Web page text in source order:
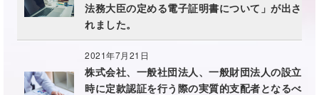
法務大臣の定める電子証明書について」が出さ
れました。
2021年7月21日
株式会社、一般社団法人、一般財団法人の設立
時に定款認証を行う際の実質的支配者となるべ